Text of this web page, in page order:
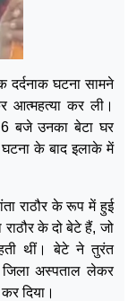
घटना सामने
आत्महत्या कर ली।
बजे उनका बेटा घर
के बाद इलाके में
राठौर के रूप में हुई
के दो बेटे हैं, जो
थीं। बेटे ने तुरंत
जिला अस्पताल लेकर
दिया।